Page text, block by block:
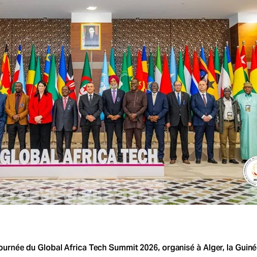
du Global Africa Tech Summit 2026, organisé à Alger, la